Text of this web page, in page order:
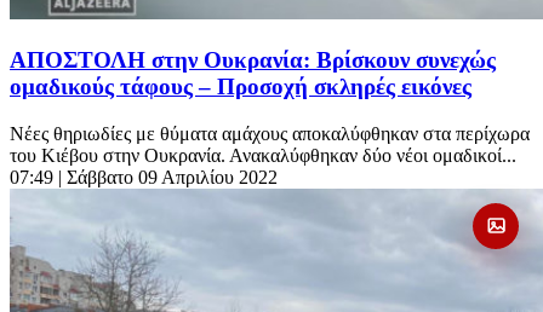
ΑΠΟΣΤΟΛΗ στην Ουκρανία: Βρίσκουν συνεχώς
ομαδικούς τάφους – Προσοχή σκληρές εικόνες
Νέες θηριωδίες με θύματα αμάχους αποκαλύφθηκαν στα περίχωρα
του Κιέβου στην Ουκρανία. Ανακαλύφθηκαν δύο νέοι ομαδικοί...
07:49 | Σάββατο 09 Απριλίου 2022